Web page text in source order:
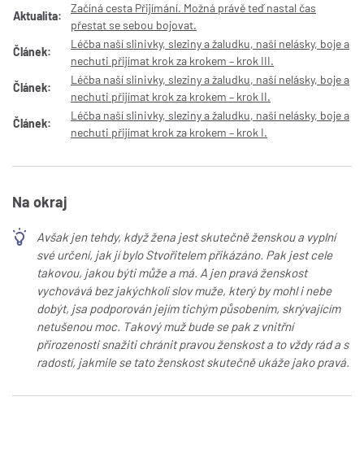
Aktualita:
Začíná cesta Přijímání. Možná právě teď nastal čas
přestat se sebou bojovat.
Článek:
Léčba naší slinivky, sleziny a žaludku, naší nelásky, boje a
nechuti přijímat krok za krokem – krok III.
Článek:
Léčba naší slinivky, sleziny a žaludku, naší nelásky, boje a
nechuti přijímat krok za krokem – krok II.
Článek:
Léčba naší slinivky, sleziny a žaludku, naší nelásky, boje a
nechuti přijímat krok za krokem – krok I.
Na okraj
Avšak jen tehdy, když žena jest skutečně ženskou a vyplní
své určení, jak jí bylo Stvořitelem přikázáno. Pak jest cele
takovou, jakou býti může a má. A jen pravá ženskost
vychovává bez jakýchkoli slov muže, který by mohl i nebe
dobýt, jsa podporován jejím tichým působením, skrývajícím
netušenou moc. Takový muž bude se pak z vnitřní
přirozenosti snažiti chránit pravou ženskost a to vždy rád a s
radostí, jakmile se tato ženskost skutečně ukáže jako pravá.